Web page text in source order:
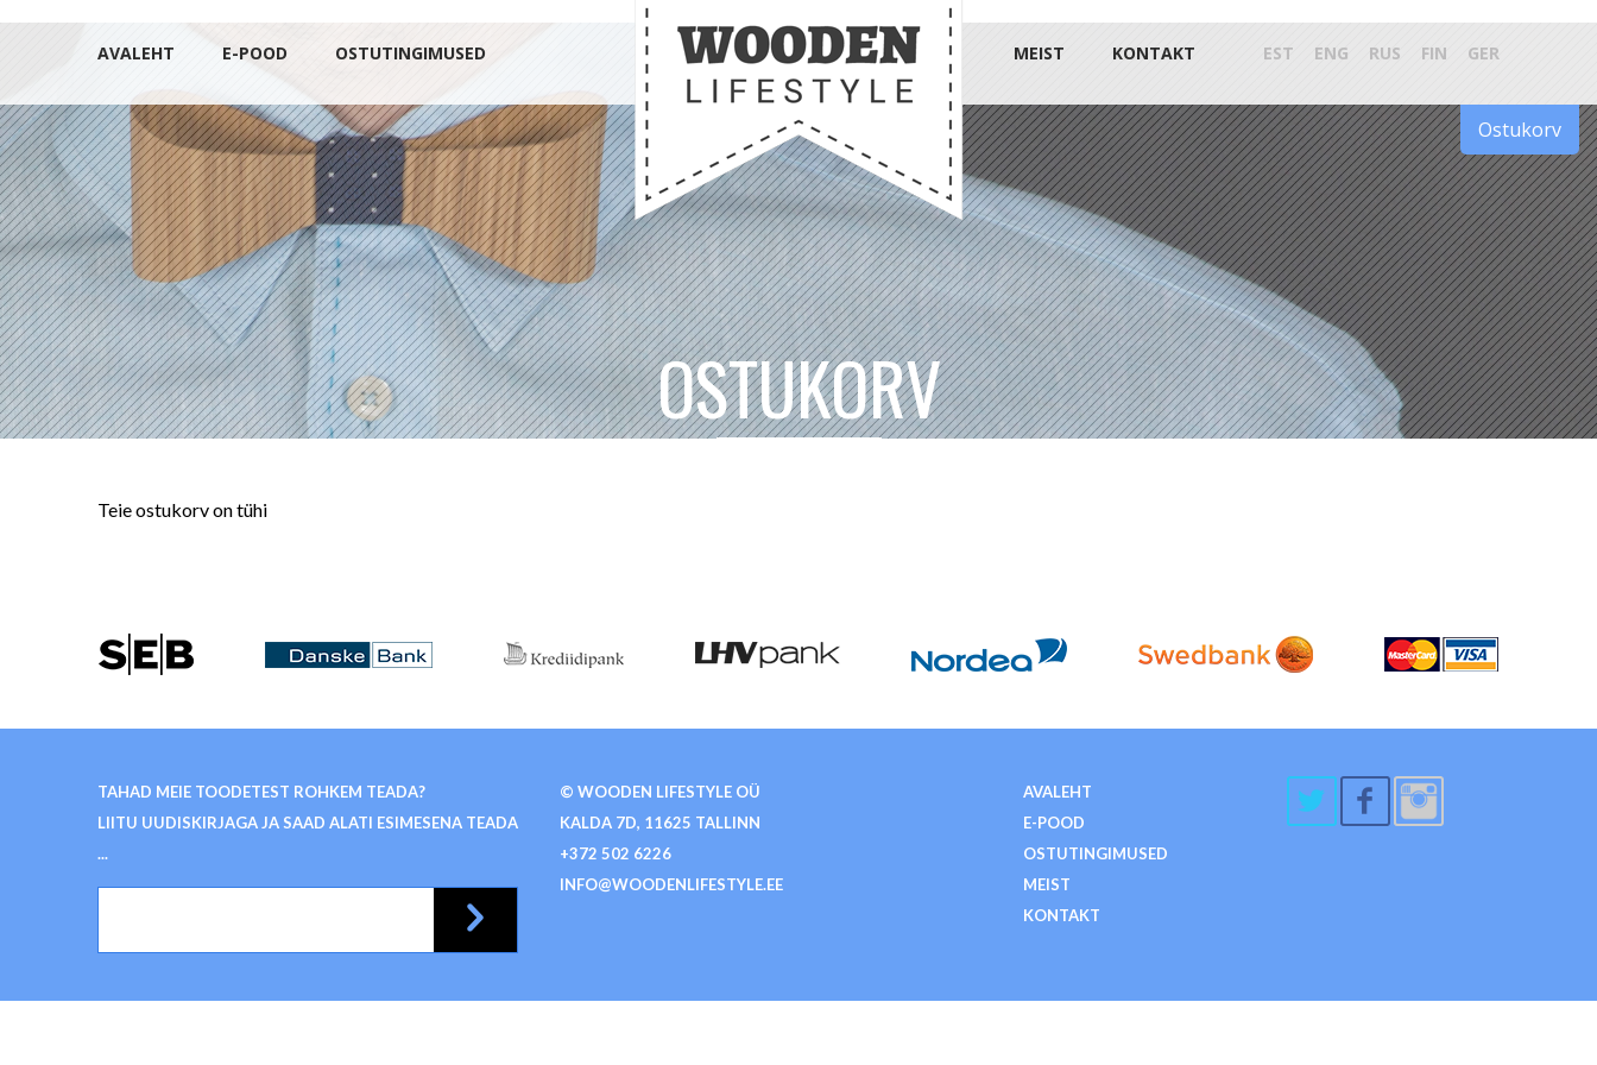
AVALEHT E-POOD OSTUTINGIMUSED MEIST KONTAKT EST ENG RUS FIN GER
Ostukorv
OSTUKORV
Teie ostukorv on tühi
TAHAD MEIE TOODETEST ROHKEM TEADA?
LIITU UUDISKIRJAGA JA SAAD ALATI ESIMESENA TEADA
...
© WOODEN LIFESTYLE OÜ
KALDA 7D, 11625 TALLINN
+372 502 6226
INFO@WOODENLIFESTYLE.EE
AVALEHT
E-POOD
OSTUTINGIMUSED
MEIST
KONTAKT